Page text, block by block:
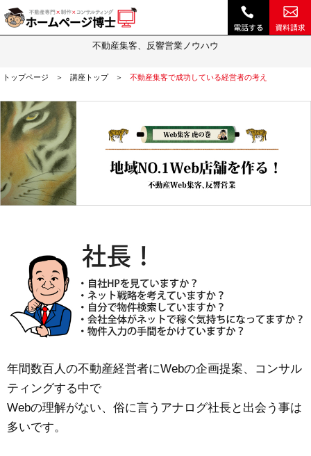
Web集客虎の巻
不動産集客、反響営業ノウハウ
トップページ 講座トップ 不動産集客で成功している経営者の考え
年間数百人の不動産経営者にWebの企画提案、コンサル
ティングする中で
Webの理解がない、俗に言うアナログ社長と出会う事は
多いです。